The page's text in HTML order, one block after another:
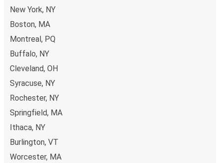
New York, NY
Boston, MA
Montreal, PQ
Buffalo, NY
Cleveland, OH
Syracuse, NY
Rochester, NY
Springfield, MA
Ithaca, NY
Burlington, VT
Worcester, MA